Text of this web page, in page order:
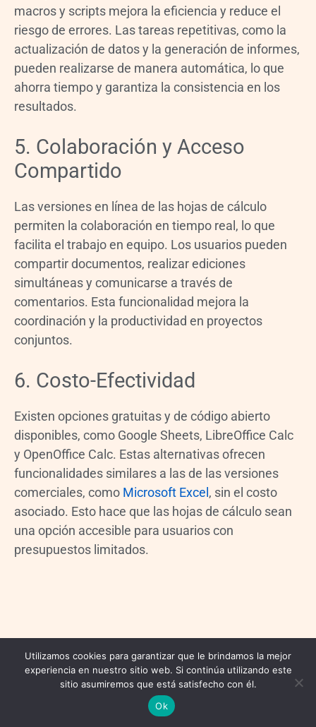
macros y scripts mejora la eficiencia y reduce el
riesgo de errores. Las tareas repetitivas, como la
actualización de datos y la generación de informes,
pueden realizarse de manera automática, lo que
ahorra tiempo y garantiza la consistencia en los
resultados.
5. Colaboración y Acceso
Compartido
Las versiones en línea de las hojas de cálculo
permiten la colaboración en tiempo real, lo que
facilita el trabajo en equipo. Los usuarios pueden
compartir documentos, realizar ediciones
simultáneas y comunicarse a través de
comentarios. Esta funcionalidad mejora la
coordinación y la productividad en proyectos
conjuntos.
6. Costo-Efectividad
Existen opciones gratuitas y de código abierto
disponibles, como Google Sheets, LibreOffice Calc
y OpenOffice Calc. Estas alternativas ofrecen
funcionalidades similares a las de las versiones
comerciales, como Microsoft Excel, sin el costo
asociado. Esto hace que las hojas de cálculo sean
una opción accesible para usuarios con
presupuestos limitados.
Utilizamos cookies para garantizar que le brindamos la mejor
experiencia en nuestro sitio web. Si continúa utilizando este
sitio asumiremos que está satisfecho con él.
Ok